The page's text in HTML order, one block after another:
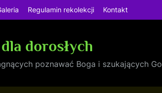
Regulamin rekolekcji Kontakt
dorosłych
poznawać Boga i szukających Go